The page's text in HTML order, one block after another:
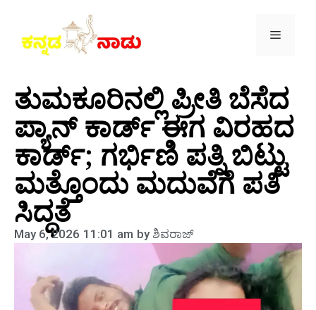
ತುಮಕೂರಿನಲ್ಲಿ ಪ್ರೀತಿ ಬೆಸೆದ
ಪ್ಯಾನ್ ಕಾರ್ಡ್ ಈಗ ವಿರಹದ
ಕಾರ್ಡ್; ಗರ್ಭಿಣಿ ಪತ್ನಿ ಬಿಟ್ಟು
ಮತ್ತೊಂದು ಮದುವೆಗೆ ಪತಿ
ಸಿದ್ಧತೆ
May 6, 2026 11:01 am byಶಿವರಾಜ್